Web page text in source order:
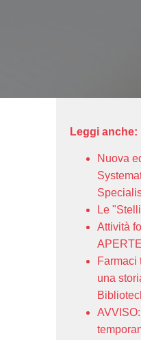
Leggi anche:
Nuova
Le
Attività
Farmaci
una